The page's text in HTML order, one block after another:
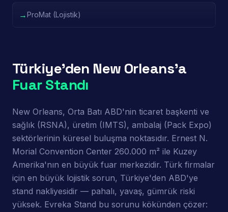
→ProMat (Lojistik)
Türkiye'den New Orleans'a
Fuar Standı
New Orleans, Orta Batı ABD'nin ticaret başkenti ve
sağlık (RSNA), üretim (IMTS), ambalaj (Pack Expo)
sektörlerinin küresel buluşma noktasıdır. Ernest N.
Morial Convention Center 260.000 m² ile Kuzey
Amerika'nın en büyük fuar merkezidir. Türk firmalar
için en büyük lojistik sorun, Türkiye'den ABD'ye
stand nakliyesidir — pahalı, yavaş, gümrük riski
yüksek. Evreka Stand bu sorunu kökünden çözer: